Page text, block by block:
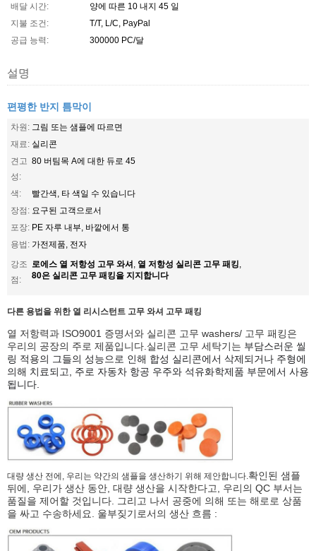
배달 시간:
양에 따른 10 내지 45 일
지불 조건:
T/T, L/C, PayPal
공급 능력:
300000 PC/달
설명
편평한 반지 틈막이
차원: 그림 또는 샘플에 따르면
재료: 실리콘
견고
성:
80 버팀목 A에 대한 듀로 45
색:
빨간색, 타 색일 수 있습니다
장점: 요구된 고객으로서
포장: PE 자루 내부, 바깥에서 통
용법: 가전제품, 전자
강조
점:
로에스 열 저항성 고무 와셔, 열 저항성 실리콘 고무 패킹,
80은 실리콘 고무 패킹을 지지합니다
다른 용법을 위한 열 리시스턴트 고무 와셔 고무 패킹
열 저항력과 ISO9001 증명서와 실리콘 고무 washers/ 고무 패킹은
우리의 공장의 주로 제품입니다.실리콘 고무 세탁기는 부담스러운 씰
링 적용의 그들의 성능으로 인해 합성 실리콘에서 삭제되거나 주형에
의해 치료되고, 주로 자동차 항공 우주와 석유화학제품 부문에서 사용
됩니다.
대량 생산 전에, 우리는 약간의 샘플을 생산하기 위해 제안합니다.확인된 샘플
뒤에, 우리가 생산 동안, 대량 생산을 시작한다고, 우리의 QC 부서는
품질을 제어할 것입니다. 그리고 나서 공중에 의해 또는 해로로 상품
을 싸고 수송하세요. 울부짖기로서의 생산 흐름 :